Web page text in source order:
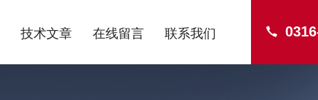
技术文章 在线留言 联系我们